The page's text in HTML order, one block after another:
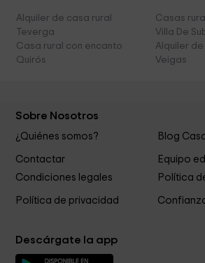
Alquiler de casa rural
Teverga
Casas
Villa De
Casa rural con encanto
Quirós
Alquiler
Veigas
Sobre Nosotros
¿Quiénes somos? Blog
Contactar
Equipo
Condiciones legales
Política
Política de privacidad
Descárgate la app